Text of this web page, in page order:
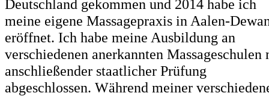
Deutschland gekommen und 2014 habe ich
meine eigene Massagepraxis in Aalen-
eröffnet. Ich habe meine Ausbildung an
verschiedenen anerkannten Massageschulen
anschließender staatlicher Prüfung
abgeschlossen. Während meiner